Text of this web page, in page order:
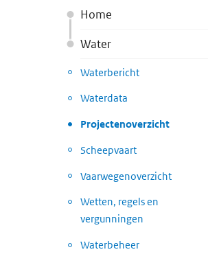
Home
Water
Waterbericht
Waterdata
Projectenoverzicht
Scheepvaart
Vaarwegenoverzicht
Wetten, regels en
vergunningen
Waterbeheer